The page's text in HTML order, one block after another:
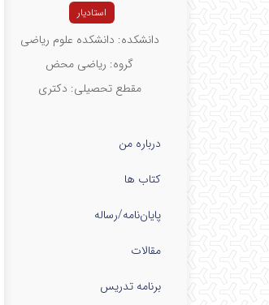
استادیار
دانشکده: دانشکده علوم ریاضی
گروه: ریاضی محض
مقطع تحصیلی: دکتری
درباره من
کتاب ها
پایان‌نامه‌/رساله
مقالات
برنامه تدریس